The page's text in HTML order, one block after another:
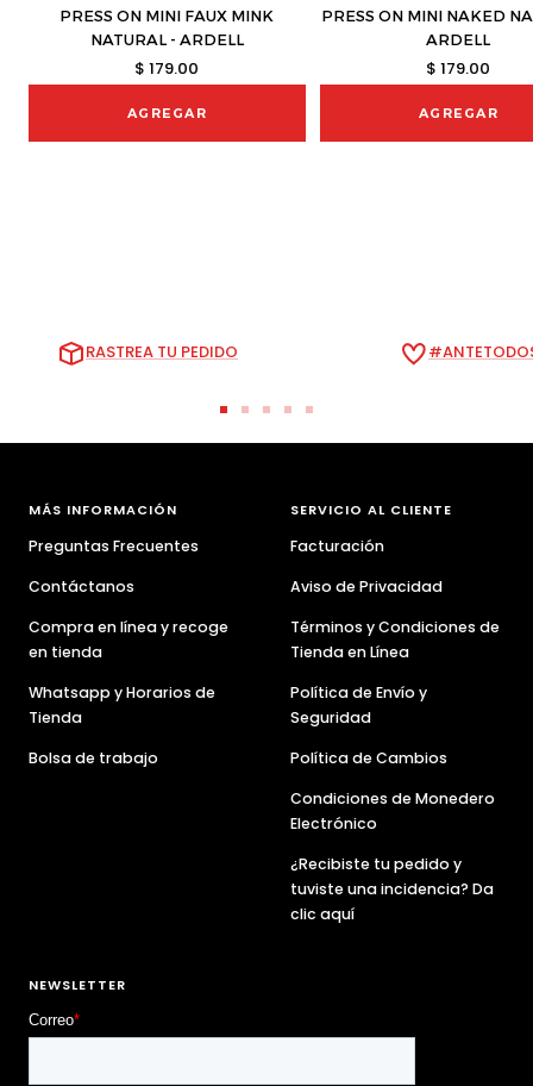
PRESS ON MINI FAUX MINK
NATURAL - ARDELL
$ 179.00
AGREGAR
PRESS ON MINI NAKED
ARDELL
$ 179.00
AGREGAR
RASTREA TU PEDIDO
Ir
a
Ir
a
Ir
a
Ir
a
Ir
a
MÁS INFORMACIÓN
Preguntas Frecuentes
Contáctanos
Compra en línea y recoge
en tienda
Whatsapp y Horarios de
Tienda
Bolsa de trabajo
SERVICIO AL CLIENTE
Facturación
Aviso de Privacidad
Términos y Condiciones de
Tienda en Línea
Política de Envío y
Seguridad
Política de Cambios
Condiciones de Monedero
Electrónico
¿Recibiste tu pedido y
tuviste una incidencia? Da
clic aquí
NEWSLETTER